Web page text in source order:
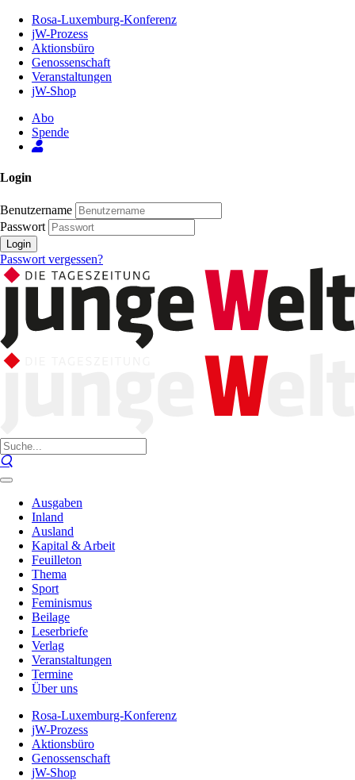
Inhalt
Seite
Rosa-Luxemburg-Konferenz
jW-Prozess
Aktionsbüro
Genossenschaft
Veranstaltungen
jW-Shop
Abo
Spende
Login
Benutzername
Passwort
Login
Passwort vergessen?
Ausgaben
Inland
Ausland
Kapital & Arbeit
Feuilleton
Thema
Sport
Feminismus
Beilage
Leserbriefe
Verlag
Veranstaltungen
Termine
Über uns
Rosa-Luxemburg-Konferenz
jW-Prozess
Aktionsbüro
Genossenschaft
jW-Shop